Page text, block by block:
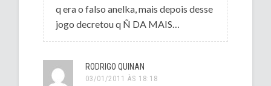
q era o falso anelka, mais depois desse
jogo decretou q Ñ DA MAIS…
RODRIGO QUINAN
03/01/2011 ÀS 18:18